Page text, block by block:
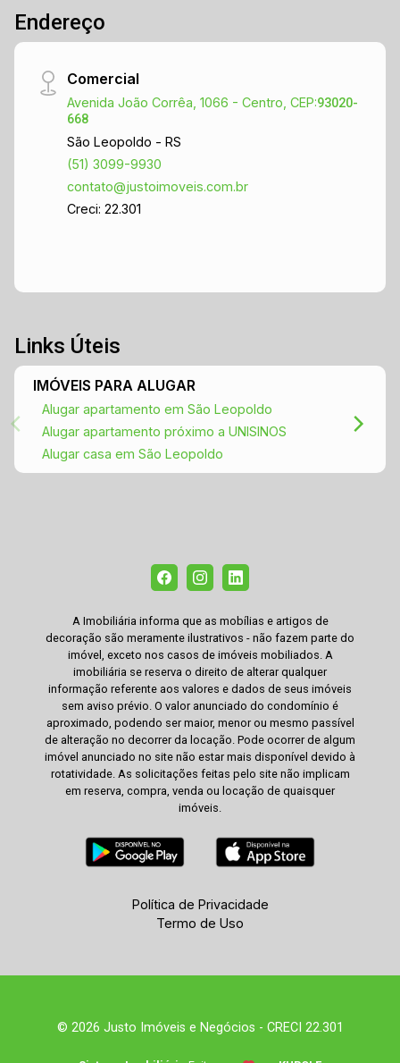
Endereço
Comercial
Avenida João Corrêa, 1066 - Centro, CEP:93020-
668
São Leopoldo - RS
(51) 3099-9930
contato@justoimoveis.com.br
Creci: 22.301
Links Úteis
IMÓVEIS PARA ALUGAR
Alugar apartamento em São Leopoldo
Alugar apartamento próximo a UNISINOS
Alugar casa em São Leopoldo
A Imobiliária informa que as mobílias e artigos de
decoração são meramente ilustrativos - não fazem parte do
imóvel, exceto nos casos de imóveis mobiliados. A
imobiliária se reserva o direito de alterar qualquer
informação referente aos valores e dados de seus imóveis
sem aviso prévio. O valor anunciado do condomínio é
aproximado, podendo ser maior, menor ou mesmo passível
de alteração no decorrer da locação. Pode ocorrer de algum
imóvel anunciado no site não estar mais disponível devido à
rotatividade. As solicitações feitas pelo site não implicam
em reserva, compra, venda ou locação de quaisquer
imóveis.
Política de Privacidade
Termo de Uso
© 2026 Justo Imóveis e Negócios - CRECI 22.301